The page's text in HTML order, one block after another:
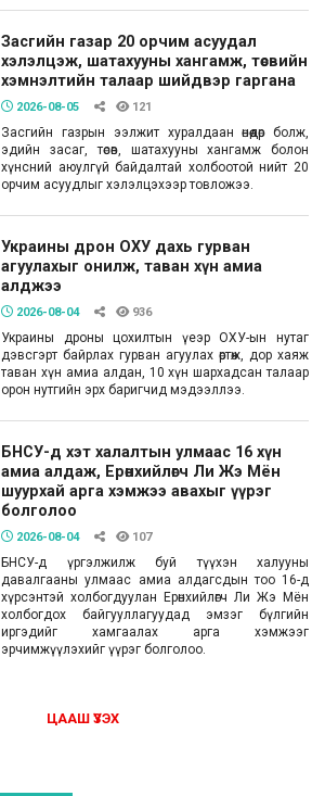
Засгийн газар 20 орчим асуудал
хэлэлцэж, шатахууны хангамж, төсвийн
хэмнэлтийн талаар шийдвэр гаргана
2026-08-05 121
Засгийн газрын ээлжит хуралдаан өнөөдөр болж,
эдийн засаг, төсөв, шатахууны хангамж болон
хүнсний аюулгүй байдалтай холбоотой нийт 20
орчим асуудлыг хэлэлцэхээр товложээ.
Украины дрон ОХУ дахь гурван
агуулахыг онилж, таван хүн амиа
алджээ
2026-08-04 936
Украины дроны цохилтын үеэр ОХУ-ын нутаг
дэвсгэрт байрлах гурван агуулах өртөж, дор хаяж
таван хүн амиа алдан, 10 хүн шархадсан талаар
орон нутгийн эрх баригчид мэдээллээ.
БНСУ-д хэт халалтын улмаас 16 хүн
амиа алдаж, Ерөнхийлөгч Ли Жэ Мён
шуурхай арга хэмжээ авахыг үүрэг
болголоо
2026-08-04 107
БНСУ-д үргэлжилж буй түүхэн халууны
давалгааны улмаас амиа алдагсдын тоо 16-д
хүрсэнтэй холбогдуулан Ерөнхийлөгч Ли Жэ Мён
холбогдох байгууллагуудад эмзэг бүлгийн
иргэдийг хамгаалах арга хэмжээг
эрчимжүүлэхийг үүрэг болголоо.
ЦААШ ҮЗЭХ